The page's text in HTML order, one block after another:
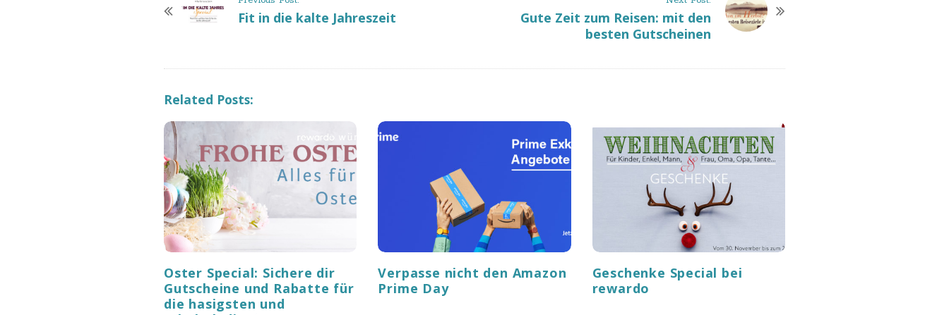
Fit in die kalte Jahreszeit
Gute Zeit zum Reisen: mit den
besten Gutscheinen
Related Posts:
Oster Special: Sichere dir
Gutscheine und Rabatte für
die hasigsten und
Verpasse nicht den Amazon
Prime Day
Geschenke Special bei
rewardo